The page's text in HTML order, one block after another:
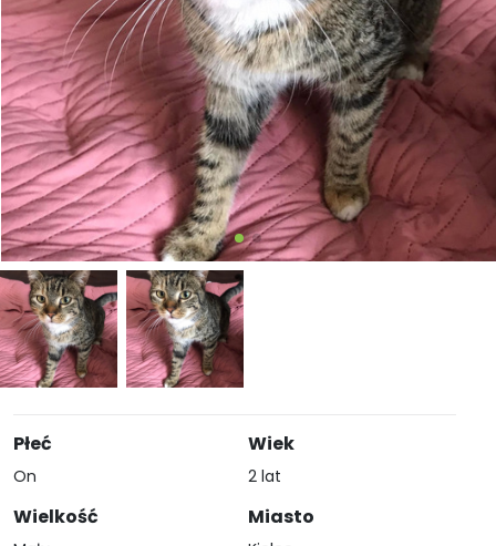
Płeć
On
Wielkość
Wiek
2 lat
Miasto